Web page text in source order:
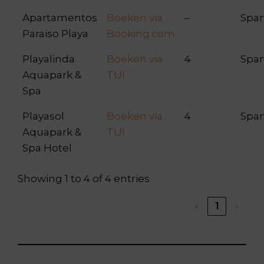
Apartamentos
Paraiso Playa
Boeken via
Booking.com
–
Playalinda
Aquapark &
Spa
Boeken via
TUI
4
Playasol
Aquapark &
Spa Hotel
Boeken via
TUI
4
Showing 1 to 4 of 4 entries
1